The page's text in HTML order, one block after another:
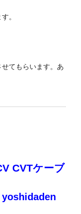
。
てもらいます。あ
CVTケーブ
yoshidaden